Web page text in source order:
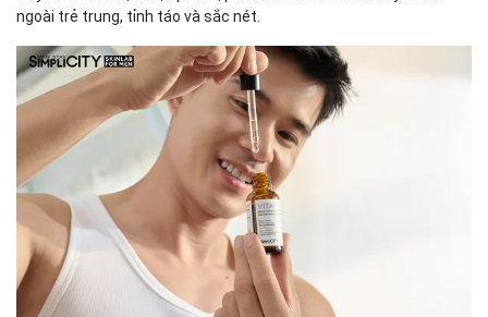
ngoài trẻ trung, tỉnh táo và sắc nét.